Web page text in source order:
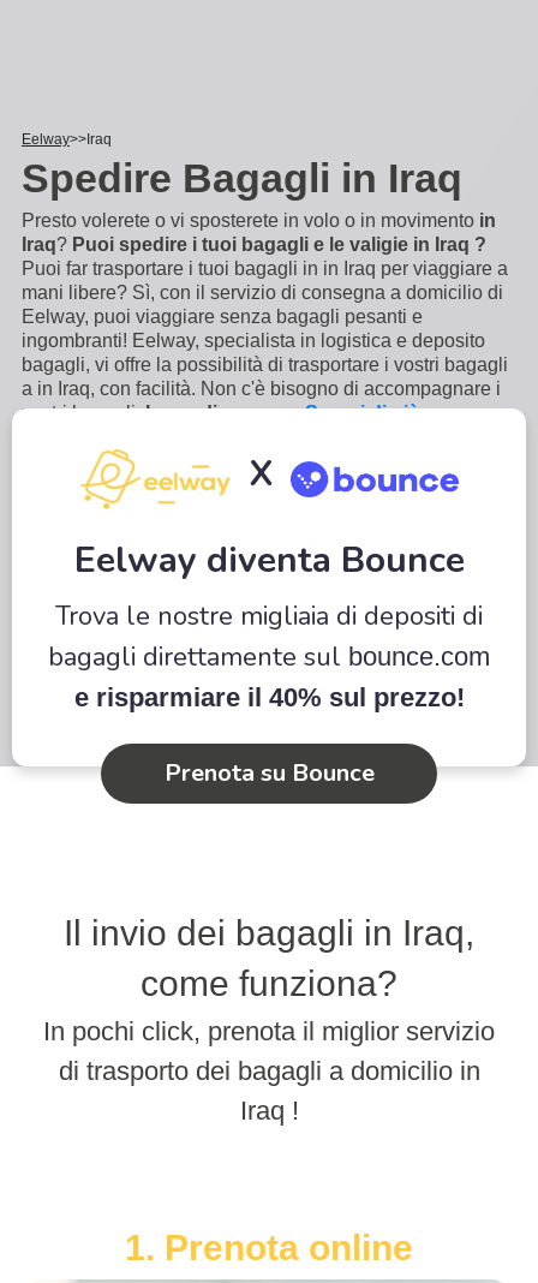
Eelway Iraq
Spedire Bagagli in Iraq
Presto volerete o vi sposterete in volo o in movimento in
Iraq? Puoi spedire i tuoi bagagli e le valigie in Iraq ?
Puoi far trasportare i tuoi bagagli in in Iraq per viaggiare a
mani libere? Sì, con il servizio di consegna a domicilio di
Eelway, puoi viaggiare senza bagagli pesanti e
ingombranti! Eelway, specialista in logistica e deposito
bagagli, vi offre la possibilità di trasportare i vostri bagagli
a in Iraq, con facilità. Non c'è bisogno di accompagnare i
vostri bagagli,lo spediamo per...Scopri di più
X
Eelway diventa Bounce
Trova le nostre migliaia di depositi di
bagagli direttamente sul bounce.com
e risparmiare il 40% sul prezzo!
Prenota su Bounce
Il invio dei bagagli in Iraq,
come funziona?
In pochi click, prenota il miglior servizio
di trasporto dei bagagli a domicilio in
Iraq !
1. Prenota online